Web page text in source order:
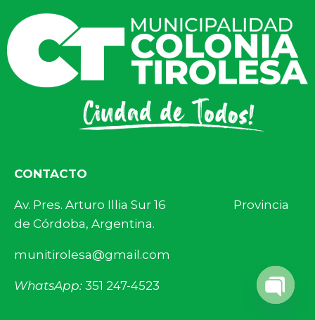
CONTACTO
Av. Pres. Arturo Illia Sur 16 Provincia
de Córdoba, Argentina.
munitirolesa@gmail.com
WhatsApp: 351 247-4523